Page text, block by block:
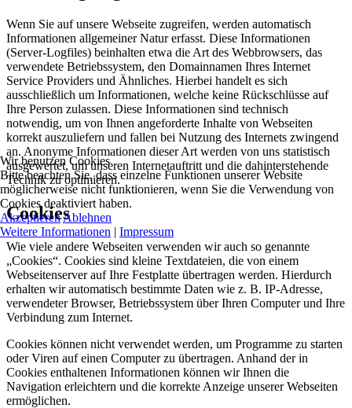
Wenn Sie auf unsere Webseite zugreifen, werden automatisch
Informationen allgemeiner Natur erfasst. Diese Informationen
(Server-Logfiles) beinhalten etwa die Art des Webbrowsers, das
verwendete Betriebssystem, den Domainnamen Ihres Internet
Service Providers und Ähnliches. Hierbei handelt es sich
ausschließlich um Informationen, welche keine Rückschlüsse auf
Ihre Person zulassen. Diese Informationen sind technisch
notwendig, um von Ihnen angeforderte Inhalte von Webseiten
korrekt auszuliefern und fallen bei Nutzung des Internets zwingend
an. Anonyme Informationen dieser Art werden von uns statistisch
ausgewertet, um unseren Internetauftritt und die dahinterstehende
Technik zu optimieren.
Cookies
Wie viele andere Webseiten verwenden wir auch so genannte
„Cookies“. Cookies sind kleine Textdateien, die von einem
Webseitenserver auf Ihre Festplatte übertragen werden. Hierdurch
erhalten wir automatisch bestimmte Daten wie z. B. IP-Adresse,
verwendeter Browser, Betriebssystem über Ihren Computer und Ihre
Verbindung zum Internet.
Cookies können nicht verwendet werden, um Programme zu starten
oder Viren auf einen Computer zu übertragen. Anhand der in
Cookies enthaltenen Informationen können wir Ihnen die
Navigation erleichtern und die korrekte Anzeige unserer Webseiten
ermöglichen.
Wir benutzen Cookies
Bitte beachten Sie, dass einzelne Funktionen unserer Website
möglicherweise nicht funktionieren, wenn Sie die Verwendung von
Cookies deaktiviert haben.
AkzeptierenAblehnen
Weitere Informationen | Impressum